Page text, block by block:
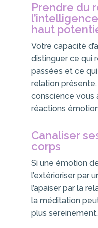
Prendre du
haut
Votre capacité
distinguer ce qui
passées et ce
relation
conscience vous
réactions
Canaliser
corps
Si une émotion
l’extérioriser par
l’apaiser par la
la méditation
plus sereinement.